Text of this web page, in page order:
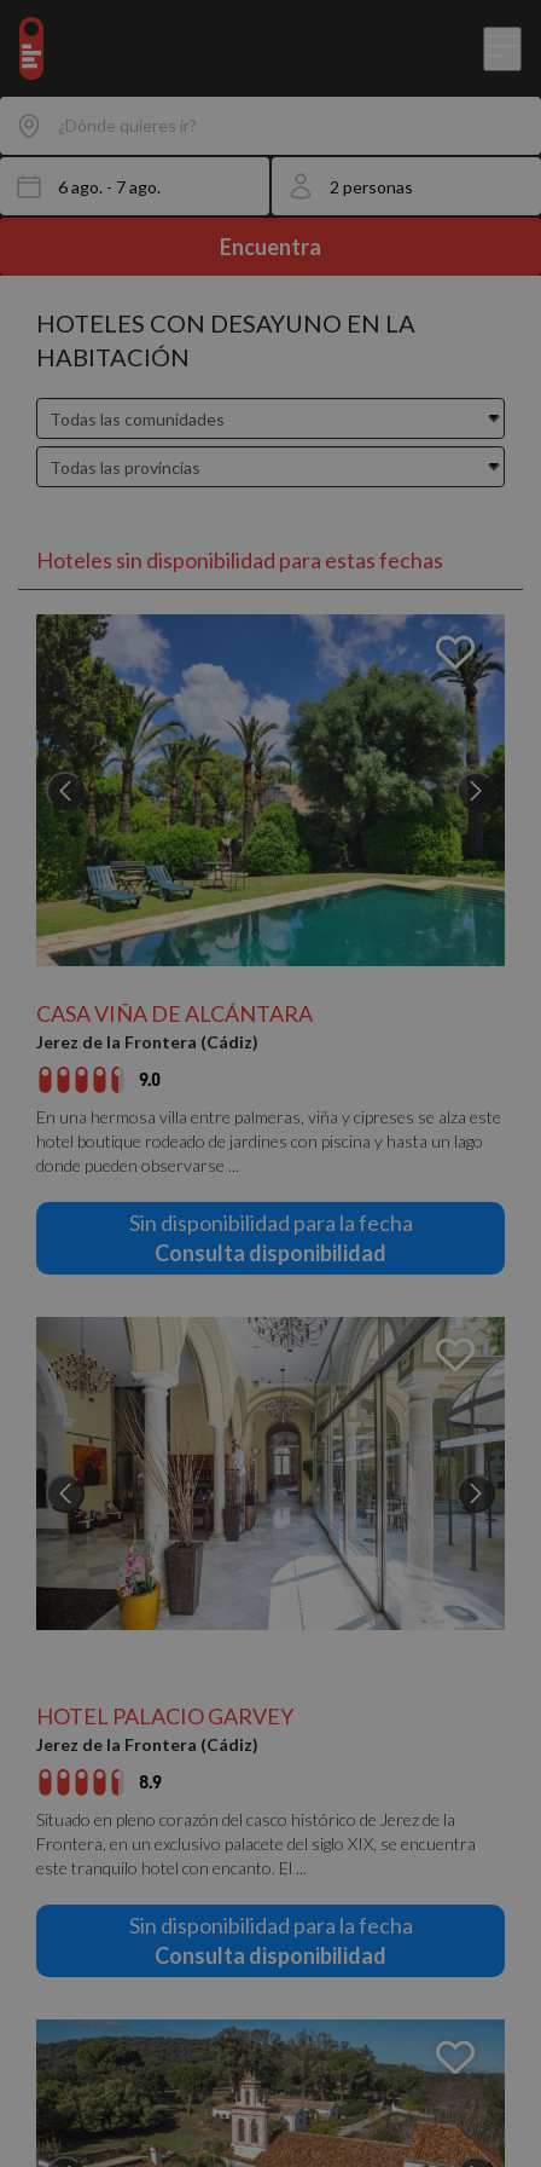
¿Dónde quieres ir?
Encuentra
HOTELES CON DESAYUNO EN LA
HABITACIÓN
Hoteles sin disponibilidad para estas fechas
CASA VIÑA DE ALCÁNTARA
Jerez de la Frontera (Cádiz)
9.0
En una hermosa villa entre palmeras, viña y cipreses se alza este
hotel boutique rodeado de jardines con piscina y hasta un lago
donde pueden observarse ...
Sin disponibilidad para la fecha
Consulta disponibilidad
HOTEL PALACIO GARVEY
Jerez de la Frontera (Cádiz)
8.9
Situado en pleno corazón del casco histórico de Jerez de la
Frontera, en un exclusivo palacete del siglo XIX, se encuentra
este tranquilo hotel con encanto. El ...
Sin disponibilidad para la fecha
Consulta disponibilidad